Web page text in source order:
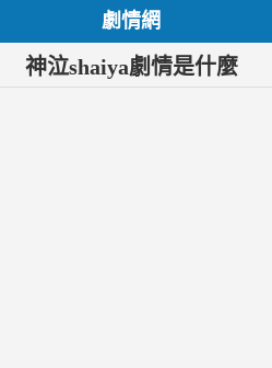
劇情網
神泣shaiya劇情是什麼